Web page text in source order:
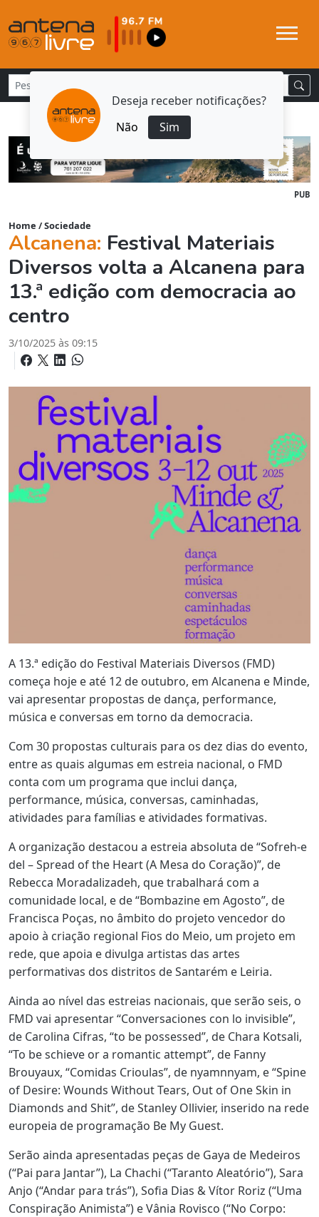
Deseja receber notificações?
Não
Sim
PUB
Home /Sociedade
Alcanena: Festival Materiais
Diversos volta a Alcanena para
13.ª edição com democracia ao
centro
3/10/2025 às 09:15
A 13.ª edição do Festival Materiais Diversos (FMD)
começa hoje e até 12 de outubro, em Alcanena e Minde,
vai apresentar propostas de dança, performance,
música e conversas em torno da democracia.
Com 30 propostas culturais para os dez dias do evento,
entre as quais algumas em estreia nacional, o FMD
conta com um programa que inclui dança,
performance, música, conversas, caminhadas,
atividades para famílias e atividades formativas.
A organização destacou a estreia absoluta de “Sofreh-e
del – Spread of the Heart (A Mesa do Coração)”, de
Rebecca Moradalizadeh, que trabalhará com a
comunidade local, e de “Bombazine em Agosto”, de
Francisca Poças, no âmbito do projeto vencedor do
apoio à criação regional Fios do Meio, um projeto em
rede, que apoia e divulga artistas das artes
performativas dos distritos de Santarém e Leiria.
Ainda ao nível das estreias nacionais, que serão seis, o
FMD vai apresentar “Conversaciones con lo invisible”,
de Carolina Cifras, “to be possessed”, de Chara Kotsali,
“To be schieve or a romantic attempt”, de Fanny
Brouyaux, “Comidas Crioulas”, de nyamnnyam, e “Spine
of Desire: Wounds Without Tears, Out of One Skin in
Diamonds and Shit”, de Stanley Ollivier, inserido na rede
europeia de programação Be My Guest.
Serão ainda apresentadas peças de Gaya de Medeiros
(“Pai para Jantar”), La Chachi (“Taranto Aleatório”), Sara
Anjo (“Andar para trás”), Sofia Dias & Vítor Roriz (“Uma
Conspiração Animista”) e Vânia Rovisco (“No Corpo: